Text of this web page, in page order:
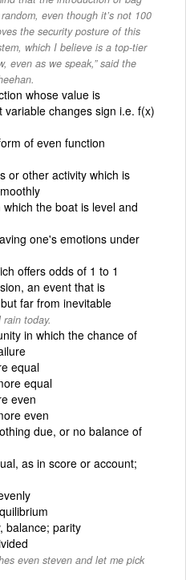
even though it’s not 100
the security posture of this
which I believe is a top-tier
even as we speak,” said the
whose value is
changes sign i.e. f(x)
of even function
or other activity which is
the boat is level and
one's emotions under
offers odds of 1 to 1
an event that is
far from inevitable
today.
in which the chance of
equal
equal
even
even
due, or no balance of
as in score or account;
balance; parity
even steven and let me pick